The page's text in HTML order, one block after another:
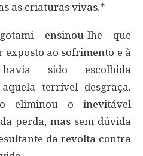
as criaturas vivas.*
ensinou-lhe que
ao sofrimento e à
sido escolhida
terrível desgraça.
eliminou o inevitável
perda, mas sem dúvida
da revolta contra